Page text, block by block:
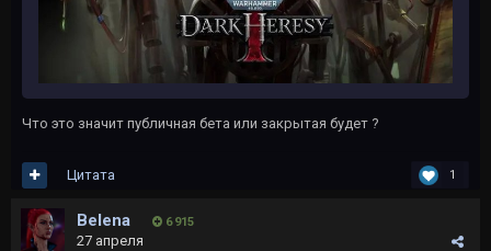
Что это значит публичная бета или закрытая будет ?
1
Цитата
Belena 6 915
27 апреля